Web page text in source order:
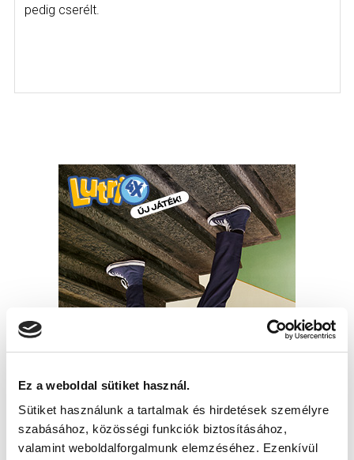
Ez a weboldal sütiket használ.
Sütiket használunk a tartalmak és hirdetések személyre
szabásához, közösségi funkciók biztosításához,
valamint weboldalforgalmunk elemzéséhez. Ezenkívül
pedig cserélt.